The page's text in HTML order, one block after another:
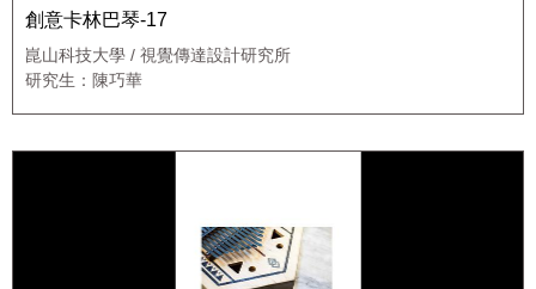
創意卡林巴琴-17
崑山科技大學 / 視覺傳達設計研究所
研究生：陳巧華